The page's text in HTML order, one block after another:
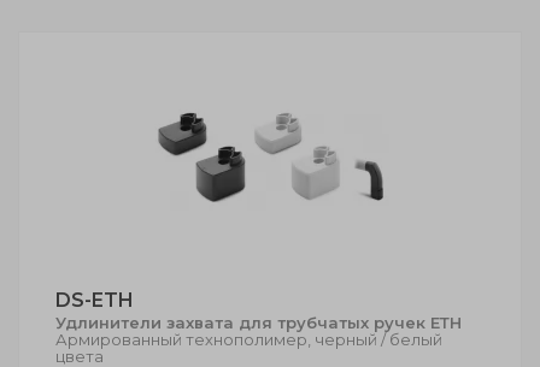
DS-ETH
Удлинители захвата для трубчатых ручек ЕТН
Армированный технополимер, черный / белый
цвета